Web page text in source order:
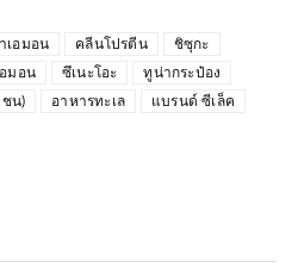
เอมอน คลีนโปรตีน
ชิซุกะ
มอน ซึเนะโอะ
ทูน่ากระป๋อง
ชน)
อาหารทะเล
แบรนด์ ซีเล็ค